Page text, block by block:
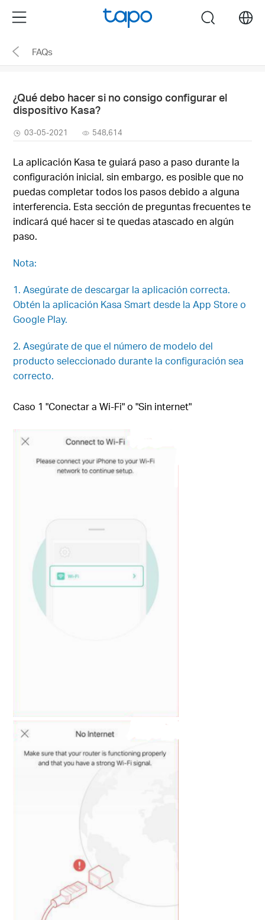
the
navigation
Menu search
FAQs
¿Qué debo hacer si no consigo configurar el
dispositivo Kasa?
03-05-2021 548,614
La aplicación Kasa te guiará paso a paso durante la
configuración inicial, sin embargo, es posible que no
puedas completar todos los pasos debido a alguna
interferencia. Esta sección de preguntas frecuentes te
indicará qué hacer si te quedas atascado en algún
paso.
Nota:
1. Asegúrate de descargar la aplicación correcta.
Obtén la aplicación Kasa Smart desde la App Store o
Google Play.
2. Asegúrate de que el número de modelo del
producto seleccionado durante la configuración sea
correcto.
Caso 1 "Conectar a Wi-Fi" o "Sin internet"